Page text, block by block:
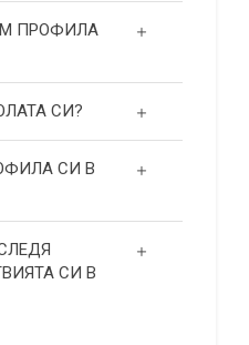
ПРОФИЛА
СИ?
СИ В
СИ В